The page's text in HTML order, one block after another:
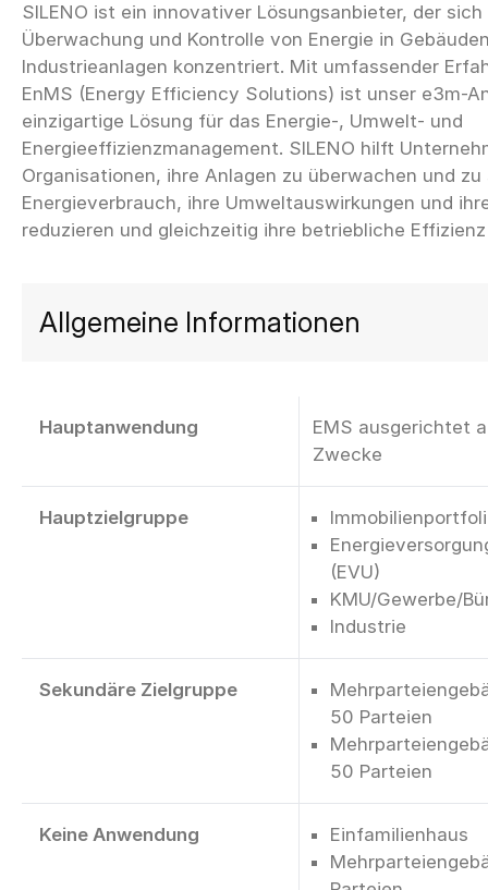
SILENO ist ein innovativer Lösungsanbieter, der
Überwachung und Kontrolle von Energie in
Industrieanlagen konzentriert. Mit umfassender
EnMS (Energy Efficiency Solutions) ist unser e3m-
einzigartige Lösung für das Energie-, Umwelt- und
Energieeffizienzmanagement. SILENO hilft
Organisationen, ihre Anlagen zu überwachen und
Energieverbrauch, ihre Umweltauswirkungen und
Allgemeine Informationen
Hauptanwendung
EMS ausgerichtet
Zwecke
Hauptzielgruppe
(EVU)
KMU/Gewerbe/
Industrie
Sekundäre Zielgruppe
50 Parteien
50 Parteien
Keine Anwendung
Einfamilienhaus